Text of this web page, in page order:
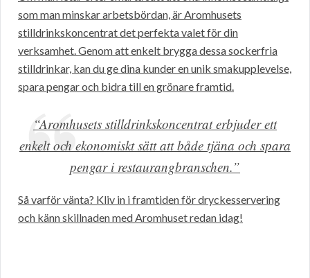
som man minskar arbetsbördan, är Aromhusets
stilldrinkskoncentrat det perfekta valet för din
verksamhet. Genom att enkelt brygga dessa sockerfria
stilldrinkar, kan du ge dina kunder en unik smakupplevelse,
spara pengar och bidra till en grönare framtid.
“Aromhusets stilldrinkskoncentrat erbjuder ett
enkelt och ekonomiskt sätt att både tjäna och spara
pengar i restaurangbranschen.”
Så varför vänta? Kliv in i framtiden för dryckesservering
och känn skillnaden med Aromhuset redan idag!